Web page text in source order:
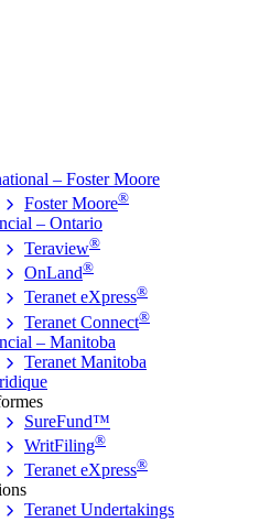
– Foster Moore
Foster Moore®
– Ontario
Teraview®
OnLand®
Teranet eXpress®
Teranet Connect®
– Manitoba
Teranet Manitoba
SureFund™
WritFiling®
Teranet eXpress®
Teranet Undertakings